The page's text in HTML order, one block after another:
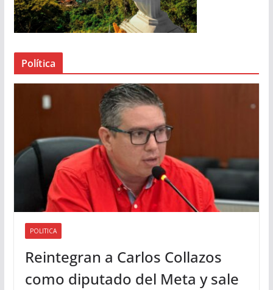
r
d
e
Política
POLITICA
Reintegran a Carlos Collazos
como diputado del Meta y sale